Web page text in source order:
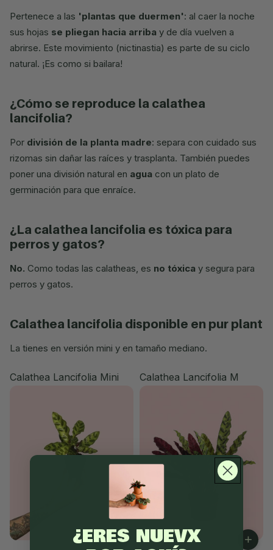
Pertenece a las 'plantas que duermen': al caer la noche
sus hojas se pliegan hacia arriba y de día vuelven a
abrirse. Este movimiento (nictinastia) es parte de su ciclo
natural. ¡Es como si bailara!
¿cómo se reproduce la calathea
lancifolia?
Por división de la planta madre: separa con cuidado sus
rizomas sin dañar las raíces y trasplanta. También puedes
poner una división natural en agua con un plato de
germinación para que enraíce.
¿la calathea lancifolia es tóxica para
perros y gatos?
No. Como todas las calatheas, es no tóxica y segura para
perros y gatos.
calathea lancifolia disponible en pur plant
La tienes en versión mini y en tamaño mediano.
Calathea Lancifolia Mini
+
Calathea Lancifolia M
+
¿ERES NUEVX